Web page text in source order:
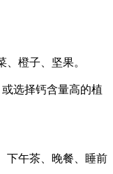
橙子、坚果。
选择钙含量高的植
下午茶、晚餐、睡前